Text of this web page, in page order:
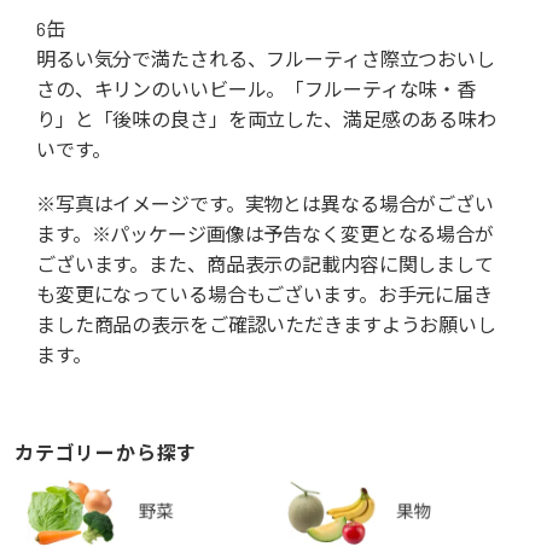
6缶
明るい気分で満たされる、フルーティさ際立つおいし
さの、キリンのいいビール。「フルーティな味・香
り」と「後味の良さ」を両立した、満足感のある味わ
いです。
※写真はイメージです。実物とは異なる場合がござい
ます。※パッケージ画像は予告なく変更となる場合が
ございます。また、商品表示の記載内容に関しまして
も変更になっている場合もございます。お手元に届き
ました商品の表示をご確認いただきますようお願いし
ます。
カテゴリーから探す